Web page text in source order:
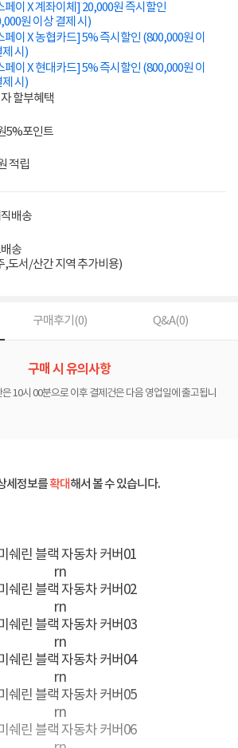
페이 X 계좌이체] 20,000원 즉시할인
원 이상 결제 시)
페이 X 농협카드] 5% 즉시할인 (800,000원 이
제 시)
페이 X 현대카드] 5% 즉시할인 (800,000원 이
제 시)
할부혜택
5%포인트
적립
배송
송
,도서/산간 지역 추가비용)
구매후기(0) Q&A(0)
구매 시 유의사항
10시 00분으로 이후 결제건은 다음 영업일에 출고됩니
세정보를확대해서 볼 수 있습니다.
rn
rn
rn
rn
rn